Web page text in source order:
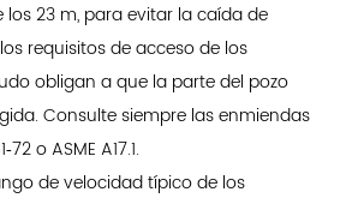
los 23 m, para evitar la caída de
requisitos de acceso de los
obligan a que la parte del pozo
Consulte siempre las enmiendas
o ASME A17.1.
de velocidad típico de los